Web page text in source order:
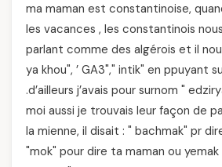
ma maman est constantinoise,
les vacances , les constantinois
parlant comme des algérois et il
ya khou", ’ GA3"," intik" en ppuyant
.d’ailleurs j’avais pour surnom "
moi aussi je trouvais leur façon de
la mienne, il disait : " bachmak" pr
"mok" pour dire ta maman ou